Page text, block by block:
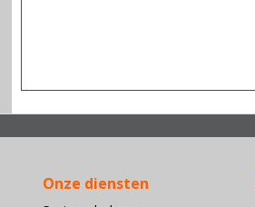
Onze diensten